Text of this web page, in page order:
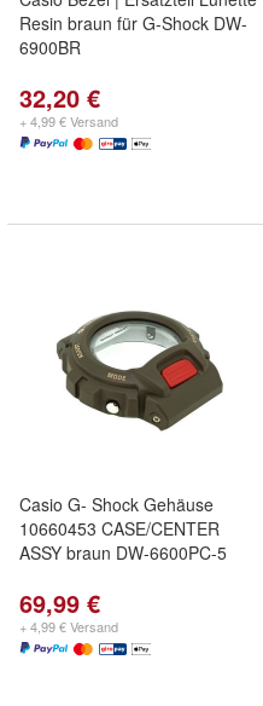
Resin braun für G-Shock DW-
6900BR
32,20 €
+ 4,99 € Versand
Casio G- Shock Gehäuse
10660453 CASE/CENTER
ASSY braun DW-6600PC-5
69,99 €
+ 4,99 € Versand